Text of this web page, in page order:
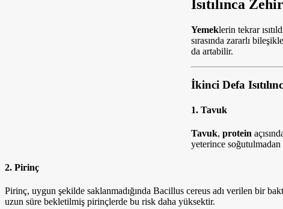
Isıtılınca
Yemeklerin tekrar
sırasında zararlı
da artabilir.
İkinci Defa
1. Tavuk
Tavuk, protein
yeterince
2. Pirinç
Pirinç, uygun şekilde saklanmadığında Bacillus cereus adı verilen bir
uzun süre bekletilmiş pirinçlerde bu risk daha yüksektir.